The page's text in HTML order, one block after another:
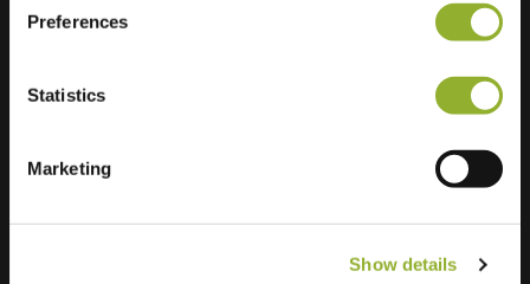
Preferences
Statistics
Marketing
Show details
Informations supplémentaires